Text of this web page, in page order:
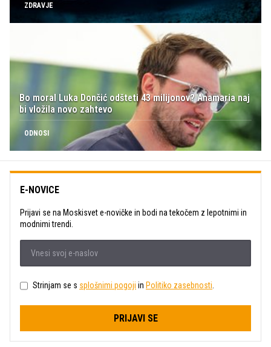
ZDRAVJE
Bo moral Luka Dončić odšteti 43 milijonov? Anamaria naj
bi vložila novo zahtevo
ODNOSI
E-NOVICE
Prijavi se na Moskisvet e-novičke in bodi na tekočem z lepotnimi in
modnimi trendi.
Strinjam se s splošnimi pogoji in Politiko zasebnosti.
PRIJAVI SE